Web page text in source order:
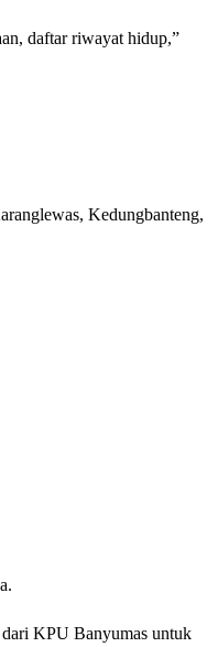
daftar riwayat hidup,”
Kedungbanteng,
dari KPU Banyumas untuk